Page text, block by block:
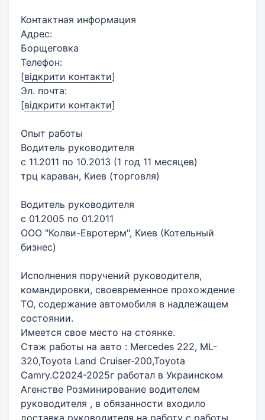
Контактная информация
Адрес:
Борщеговка
Телефон:
[відкрити контакти]
Эл. почта:
[відкрити контакти]
Опыт работы
Водитель руководителя
с 11.2011 по 10.2013 (1 год 11 месяцев)
трц караван, Киев (торговля)
Водитель руководителя
с 01.2005 по 01.2011
ООО "Колви-Евротерм", Киев (Котельный
бизнес)
Исполнения поручений руководителя,
командировки, своевременное прохождение
ТО, содержание автомобиля в надлежащем
состоянии.
Имеется свое место на стоянке.
Стаж работы на авто : Mercedes 222, ML-
320,Toyota Land Cruiser-200,Toyota
Camry.С2024-2025г работал в Украинском
Агенстве Розминирование водителем
руководителя , в обязанности входило
доставка руководителя на работу с работы ,